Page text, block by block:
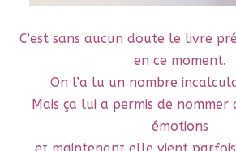
C’est sans aucun doute le livre
en ce moment.
On l’a lu un nombre
Mais ça lui a permis de nommer
émotions
et maintenant elle vient